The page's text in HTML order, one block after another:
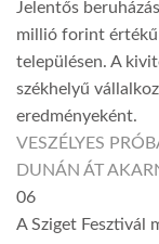
Jelentős
millió forint értékű
településen. A
székhelyű
eredményeként.
VESZÉLYES
DUNÁN ÁT
06
A Sziget Fesztivál